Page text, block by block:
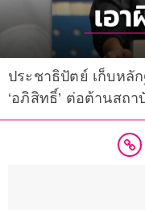
ประชาธิปัตย์ เก็บหลั
‘อภิสิทธิ์’ ต่อต้านสถา